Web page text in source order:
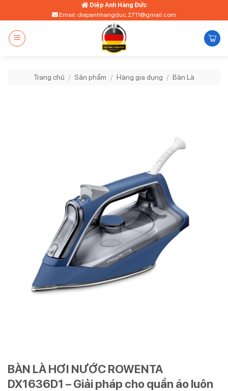
qua
dung
Diệp Anh Hàng Đức
Email: diepanhhangduc.2711@gmail.com
Trang chủ / Sản phẩm / Hàng gia dụng / Bàn Là
BÀN LÀ HƠI NƯỚC ROWENTA
DX1636D1 – Giải pháp cho quần áo luôn